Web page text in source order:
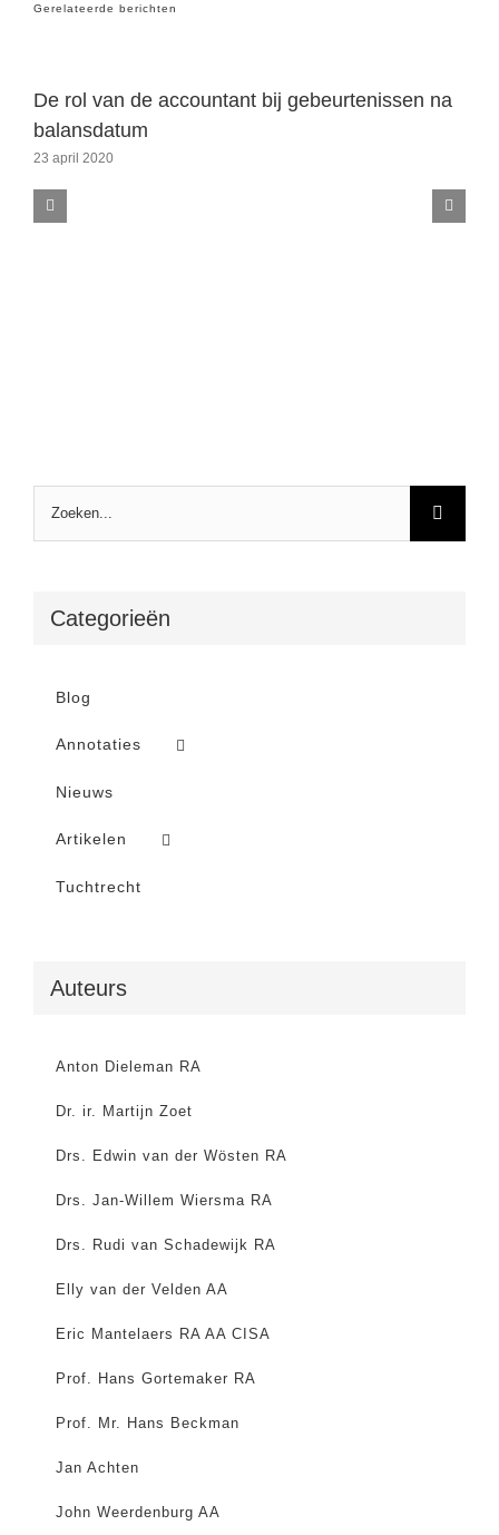
Gerelateerde berichten
De rol van de accountant bij gebeurtenissen na
balansdatum
23 april 2020
Categorieën
Blog
Annotaties
Nieuws
Artikelen
Tuchtrecht
Auteurs
Anton Dieleman RA
Dr. ir. Martijn Zoet
Drs. Edwin van der Wösten RA
Drs. Jan-Willem Wiersma RA
Drs. Rudi van Schadewijk RA
Elly van der Velden AA
Eric Mantelaers RA AA CISA
Prof. Hans Gortemaker RA
Prof. Mr. Hans Beckman
Jan Achten
John Weerdenburg AA